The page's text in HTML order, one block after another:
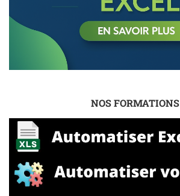
NOS FORMATIONS